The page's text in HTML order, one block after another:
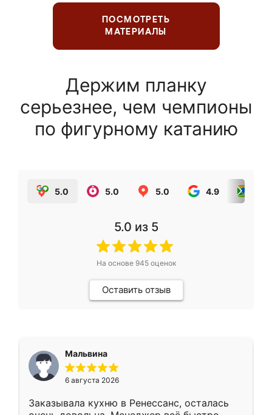
ПОСМОТРЕТЬ
МАТЕРИАЛЫ
Держим планку
серьезнее, чем чемпионы
по фигурному катанию
5.0 5.0 5.0 4.9
5.0 из 5
На основе 945оценок
Оставить отзыв
Мальвина
6 августа 2026
Заказывала кухню в Ренессанс, осталась